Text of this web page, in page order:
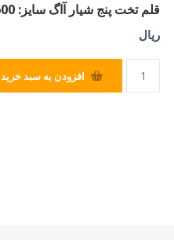
قلم تخت پنج شیار آاگ سایز: 600*25
ریال
افزودن به سبد خرید